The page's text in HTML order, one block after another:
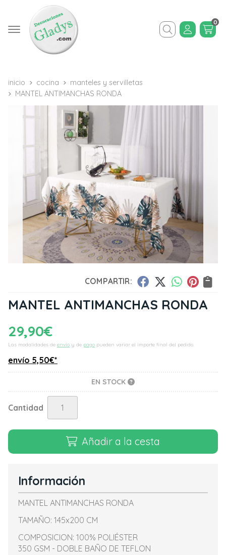
Buscar
0
inicio cocina
manteles y servilletas
MANTEL ANTIMANCHAS RONDA
COMPARTIR:
MANTEL ANTIMANCHAS RONDA
29,90€
Las modalidades de envío y de pago pueden variar el importe final del pedido.
envío 5,50€*
EN STOCK
Cantidad
Añadir a la cesta
Información
MANTEL ANTIMANCHAS RONDA
TAMAÑO: 145x200 CM
COMPOSICION: 100% POLIÉSTER
350 GSM - DOBLE BAÑO DE TEFLON